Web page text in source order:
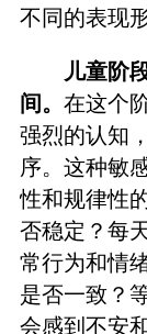
不同的表现
儿童阶
间。 在这个
强烈的认知
序。这种敏
性和规律性
否稳定？每
常行为和情
是否一致？
会感到不安